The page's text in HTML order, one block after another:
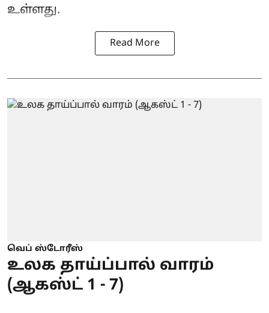
உள்ளது.
Read More
வெப் ஸ்டோரீஸ்
உலக தாய்ப்பால் வாரம்
(ஆகஸ்ட் 1 - 7)